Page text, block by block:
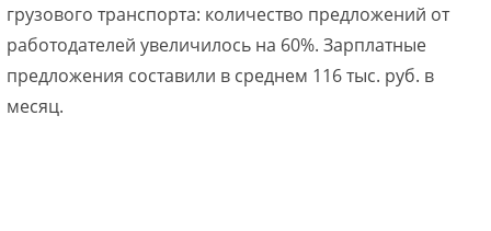
грузового транспорта: количество предложений от
работодателей увеличилось на 60%. Зарплатные
предложения составили в среднем 116 тыс. руб. в
месяц.